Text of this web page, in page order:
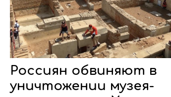
Россиян обвиняют в
уничтожении музея-